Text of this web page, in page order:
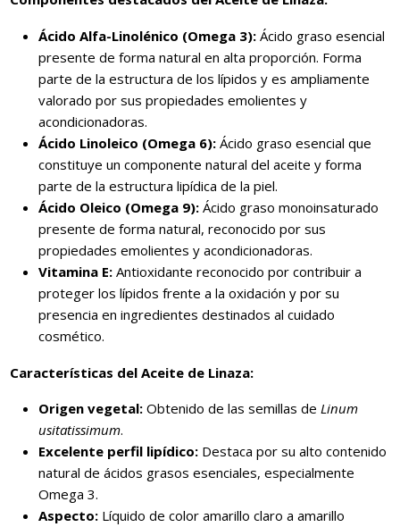
Ácido Alfa-Linolénico (Omega 3): Ácido graso esencial
presente de forma natural en alta proporción. Forma
parte de la estructura de los lípidos y es ampliamente
valorado por sus propiedades emolientes y
acondicionadoras.
Ácido Linoleico (Omega 6): Ácido graso esencial que
constituye un componente natural del aceite y forma
parte de la estructura lipídica de la piel.
Ácido Oleico (Omega 9): Ácido graso monoinsaturado
presente de forma natural, reconocido por sus
propiedades emolientes y acondicionadoras.
Vitamina E: Antioxidante reconocido por contribuir a
proteger los lípidos frente a la oxidación y por su
presencia en ingredientes destinados al cuidado
cosmético.
Características del Aceite de Linaza:
Origen vegetal: Obtenido de las semillas deLinum
usitatissimum.
Excelente perfil lipídico: Destaca por su alto contenido
natural de ácidos grasos esenciales, especialmente
Omega 3.
Aspecto: Líquido de color amarillo claro a amarillo